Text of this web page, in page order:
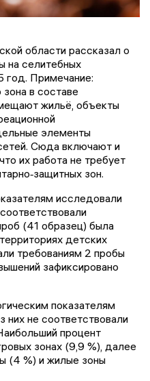
области рассказал о
на селитебных
год. Примечание:
в составе
жильё, объекты
элементы
Сюда включают и
их работа не требует
зон.
исследовали
(41 образец) была
детских
требованиям 2 пробы
зафиксировано
показателям
них не соответствовали
процент
зонах (9,9 %), далее
(4 %) и жилые зоны